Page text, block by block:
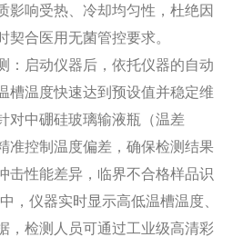
影响受热、冷却均匀性，杜绝因
契合医用无菌管控要求。
：启动仪器后，依托仪器的自动
槽温度快速达到预设值并稳定维
对中硼硅玻璃输液瓶（温差
准控制温度偏差，确保检测结果
击性能差异，临界不合格样品识
，仪器实时显示高低温槽温度、
，检测人员可通过工业级高清彩